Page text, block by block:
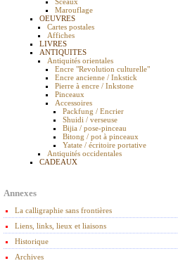
Marouflage
OEUVRES
Cartes postales
Affiches
LIVRES
ANTIQUITES
Antiquités orientales
Encre "Revolution culturelle"
Encre ancienne / Inkstick
Pierre à encre / Inkstone
Pinceaux
Accessoires
Packfung / Encrier
Shuidi / verseuse
Bijia / pose-pinceau
Bitong / pot à pinceaux
Yatate / écritoire portative
Antiquités occidentales
CADEAUX
Annexes
La calligraphie sans frontières
Liens, links, lieux et liaisons
Historique
Archives